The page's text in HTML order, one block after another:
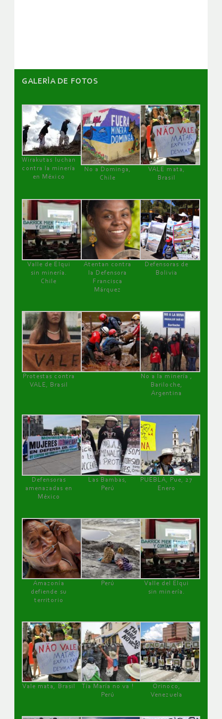
GALERÌA DE FOTOS
Wirakutas luchan
contra la minería
en México
No a Dominga,
Chile
VALE mata,
Brasil
Valle de Elqui
sin minería.
Chile
Atentan contra
la Defensora
Francisca
Márquez
Defensoras de
Bolivia
Protestas contra
VALE, Brasil
No a la minería ,
Bariloche,
Argentina
Defensoras
amenazadas en
México
Las Bambas,
Perú
PUEBLA, Pue, 27
Enero
Amazonía
defiende su
territorio
Perú
Valle del Elqui
sin minería.
Vale mata, Brasil
Tía María no va !
Perú
Orinoco,
Venezuela